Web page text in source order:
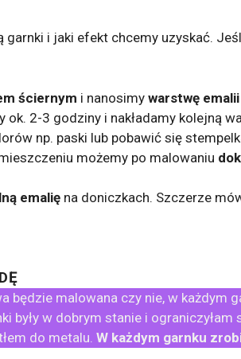
i jaki efekt chcemy uzyskać.
ściernym i nanosimy warstwę
ok. 2-3 godziny i nakładamy kolejną
np. paski lub pobawić się
możemy po malowaniu
emalię na doniczkach. Szczerze
będzie malowana czy nie, w każdym
były w dobrym stanie i
do metalu. W każdym garnku